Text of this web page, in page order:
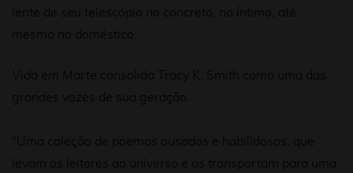
lente de seu telescópio no concreto, no íntimo, até
mesmo no doméstico.
Vida em Marte consolida Tracy K. Smith como uma das
grandes vozes de sua geração.
“Uma coleção de poemas ousados e habilidosos, que
levam os leitores ao universo e os transportam para uma